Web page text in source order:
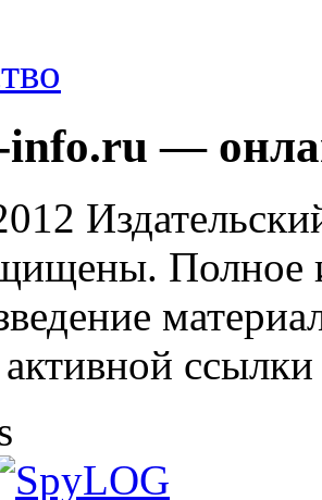
—
Полное
ссылки